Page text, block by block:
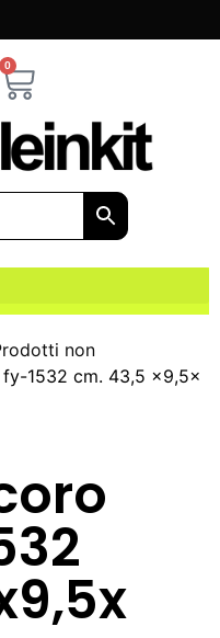
0
non
1532 cm. 43,5 x9,5x